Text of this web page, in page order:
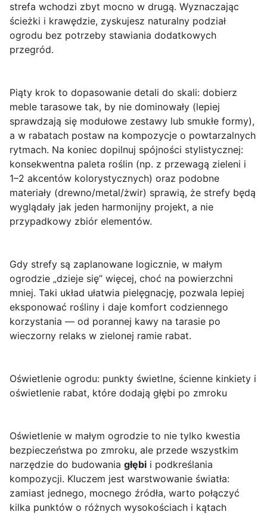
strefa wchodzi zbyt mocno w drugą. Wyznaczając
ścieżki i krawędzie, zyskujesz naturalny podział
ogrodu bez potrzeby stawiania dodatkowych
przegród.
Piąty krok to dopasowanie detali do skali: dobierz
meble tarasowe tak, by nie dominowały (lepiej
sprawdzają się modułowe zestawy lub smukłe formy),
a w rabatach postaw na kompozycje o powtarzalnych
rytmach. Na koniec dopilnuj spójności stylistycznej:
konsekwentna paleta roślin (np. z przewagą zieleni i
1–2 akcentów kolorystycznych) oraz podobne
materiały (drewno/metal/żwir) sprawią, że strefy będą
wyglądały jak jeden harmonijny projekt, a nie
przypadkowy zbiór elementów.
Gdy strefy są zaplanowane logicznie, w małym
ogrodzie „dzieje się” więcej, choć na powierzchni
mniej. Taki układ ułatwia pielęgnację, pozwala lepiej
eksponować rośliny i daje komfort codziennego
korzystania — od porannej kawy na tarasie po
wieczorny relaks w zielonej ramie rabat.
Oświetlenie ogrodu: punkty świetlne, ścienne kinkiety i
oświetlenie rabat, które dodają głębi po zmroku
Oświetlenie w małym ogrodzie to nie tylko kwestia
bezpieczeństwa po zmroku, ale przede wszystkim
narzędzie do budowania głębi i podkreślania
kompozycji. Kluczem jest warstwowanie światła:
zamiast jednego, mocnego źródła, warto połączyć
kilka punktów o różnych wysokościach i kątach